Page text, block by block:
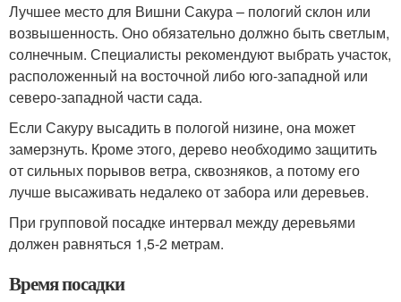
Лучшее место для Вишни Сакура – пологий склон или
возвышенность. Оно обязательно должно быть светлым,
солнечным. Специалисты рекомендуют выбрать участок,
расположенный на восточной либо юго-западной или
северо-западной части сада.
Если Сакуру высадить в пологой низине, она может
замерзнуть. Кроме этого, дерево необходимо защитить
от сильных порывов ветра, сквозняков, а потому его
лучше высаживать недалеко от забора или деревьев.
При групповой посадке интервал между деревьями
должен равняться 1,5-2 метрам.
Время посадки